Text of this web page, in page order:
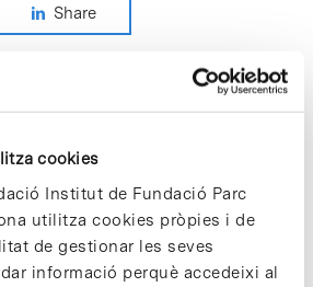
cookies
Institut de Fundació Parc
utilitza cookies pròpies i de
de gestionar les seves
informació perquè accedeixi al
Share